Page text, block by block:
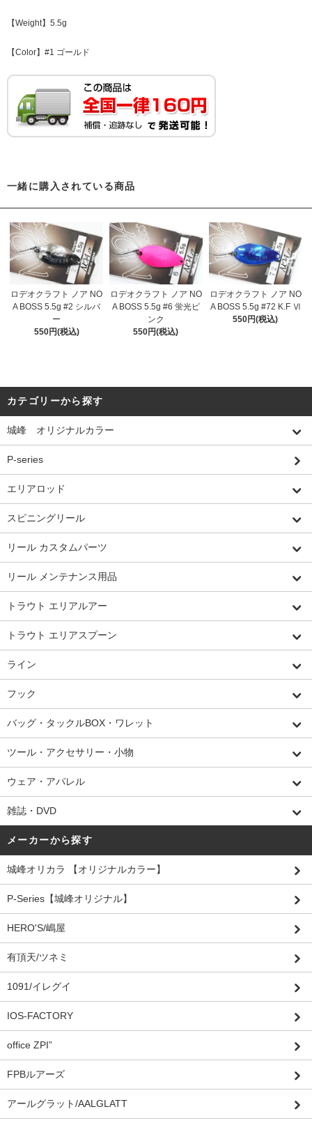
【Weight】5.5g
【Color】#1 ゴールド
一緒に購入されている商品
ロデオクラフト ノア NO
A BOSS 5.5g #2 シルバ
ー
550円(税込)
ロデオクラフト ノア NO
A BOSS 5.5g #6 蛍光ピ
ンク
550円(税込)
ロデオクラフト ノア NO
A BOSS 5.5g #72 K.F Ⅵ
550円(税込)
カテゴリーから探す
城峰 オリジナルカラー
P-series
エリアロッド
スピニングリール
リール カスタムパーツ
リール メンテナンス用品
トラウト エリアルアー
トラウト エリアスプーン
ライン
フック
バッグ・タックルBOX・ワレット
ツール・アクセサリー・小物
ウェア・アパレル
雑誌・DVD
メーカーから探す
城峰オリカラ 【オリジナルカラー】
P-Series【城峰オリジナル】
HERO'S/嶋屋
有頂天/ツネミ
1091/イレグイ
IOS-FACTORY
office ZPI”
FPBルアーズ
アールグラット/AALGLATT